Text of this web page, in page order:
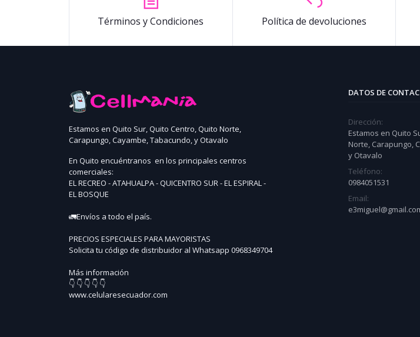
Términos y Condiciones Política de devoluciones
Estamos en Quito Sur, Quito Centro, Quito Norte,
Carapungo, Cayambe, Tabacundo, y Otavalo
En Quito encuéntranos en los principales centros
comerciales:
EL RECREO - ATAHUALPA - QUICENTRO SUR - EL ESPIRAL -
EL BOSQUE
🚛Envíos a todo el país.
PRECIOS ESPECIALES PARA MAYORISTAS
Solicita tu código de distribuidor al Whatsapp 0968349704
Más información
👇 👇 👇 👇 👇
www.celularesecuador.com
DATOS DE
Dirección:
Estamos en Quito
Norte, Carapungo,
y Otavalo
Teléfono:
0984051531
Email: